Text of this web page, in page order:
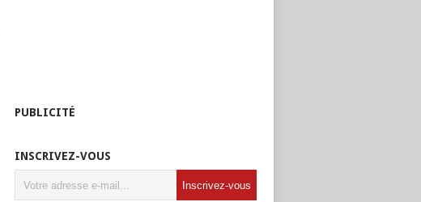
PUBLICITÉ
INSCRIVEZ-VOUS